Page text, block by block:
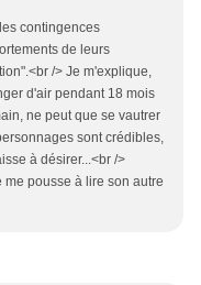
contingences
de leurs
/> Je m'explique,
d'air pendant 18 mois
ne peut que se vautrer
sont crédibles,
à désirer...<br />
pousse à lire son autre